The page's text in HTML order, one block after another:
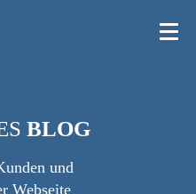
BLOG
und
Webseite